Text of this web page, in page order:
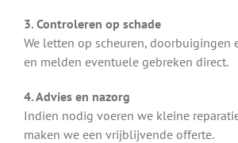
3. Controleren op schade
We letten op scheuren, doorbuigingen
en melden eventuele gebreken direct.
4. Advies en nazorg
Indien nodig voeren we kleine
maken we een vrijblijvende offerte.